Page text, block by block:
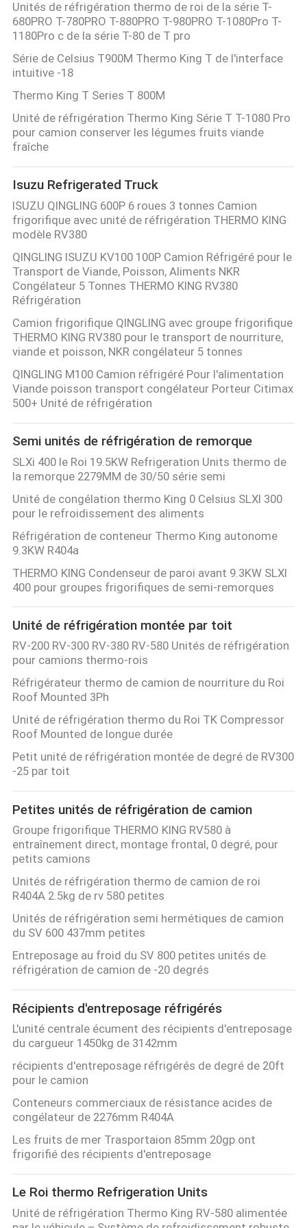
Unités de réfrigération thermo de roi de la série T-
680PRO T-780PRO T-880PRO T-980PRO T-1080Pro T-
1180Pro c de la série T-80 de T pro
Série de Celsius T900M Thermo King T de l'interface
intuitive -18
Thermo King T Series T 800M
Unité de réfrigération Thermo King Série T T-1080 Pro
pour camion conserver les légumes fruits viande
fraîche
Isuzu Refrigerated Truck
ISUZU QINGLING 600P 6 roues 3 tonnes Camion
frigorifique avec unité de réfrigération THERMO KING
modèle RV380
QINGLING ISUZU KV100 100P Camion Réfrigéré pour le
Transport de Viande, Poisson, Aliments NKR
Congélateur 5 Tonnes THERMO KING RV380
Réfrigération
Camion frigorifique QINGLING avec groupe frigorifique
THERMO KING RV380 pour le transport de nourriture,
viande et poisson, NKR congélateur 5 tonnes
QINGLING M100 Camion réfrigéré Pour l'alimentation
Viande poisson transport congélateur Porteur Citimax
500+ Unité de réfrigération
Semi unités de réfrigération de remorque
SLXi 400 le Roi 19.5KW Refrigeration Units thermo de
la remorque 2279MM de 30/50 série semi
Unité de congélation thermo King 0 Celsius SLXI 300
pour le refroidissement des aliments
Réfrigération de conteneur Thermo King autonome
9.3KW R404a
THERMO KING Condenseur de paroi avant 9.3KW SLXI
400 pour groupes frigorifiques de semi-remorques
Unité de réfrigération montée par toit
RV-200 RV-300 RV-380 RV-580 Unités de réfrigération
pour camions thermo-rois
Réfrigérateur thermo de camion de nourriture du Roi
Roof Mounted 3Ph
Unité de réfrigération thermo du Roi TK Compressor
Roof Mounted de longue durée
Petit unité de réfrigération montée de degré de RV300
-25 par toit
Petites unités de réfrigération de camion
Groupe frigorifique THERMO KING RV580 à
entraînement direct, montage frontal, 0 degré, pour
petits camions
Unités de réfrigération thermo de camion de roi
R404A 2.5kg de rv 580 petites
Unités de réfrigération semi hermétiques de camion
du SV 600 437mm petites
Entreposage au froid du SV 800 petites unités de
réfrigération de camion de -20 degrés
Récipients d'entreposage réfrigérés
L'unité centrale écument des récipients d'entreposage
du cargueur 1450kg de 3142mm
récipients d'entreposage réfrigérés de degré de 20ft
pour le camion
Conteneurs commerciaux de résistance acides de
congélateur de 2276mm R404A
Les fruits de mer Trasportaion 85mm 20gp ont
frigorifié des récipients d'entreposage
Le Roi thermo Refrigeration Units
Unité de réfrigération Thermo King RV-580 alimentée